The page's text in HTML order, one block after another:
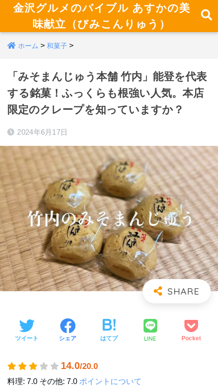
金沢グルメのバイブル あすかの美
味献立（びみこんりゅう）
ホーム > 和菓子 >
「みそまんじゅう本舗 竹内」能登を代表
する銘菓！ふっくらも根強い人気。本店
限定のクレープを知っていますか？
2024年6月17日
ツイート シェア はてブ LINE Pocket
14.0/20.0
料理: 7.0 その他: 7.0 ポイントについて